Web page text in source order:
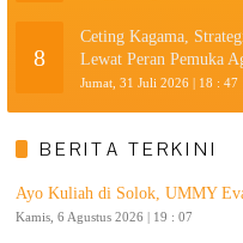
8
Ceting Kagama,
Lewat Peran Pemuka
Jumat, 31 Juli 2026 | 18 : 47
BERITA TERKINI
Ayo Kuliah di Solok, UMMY
Kamis, 6 Agustus 2026 | 19 : 07